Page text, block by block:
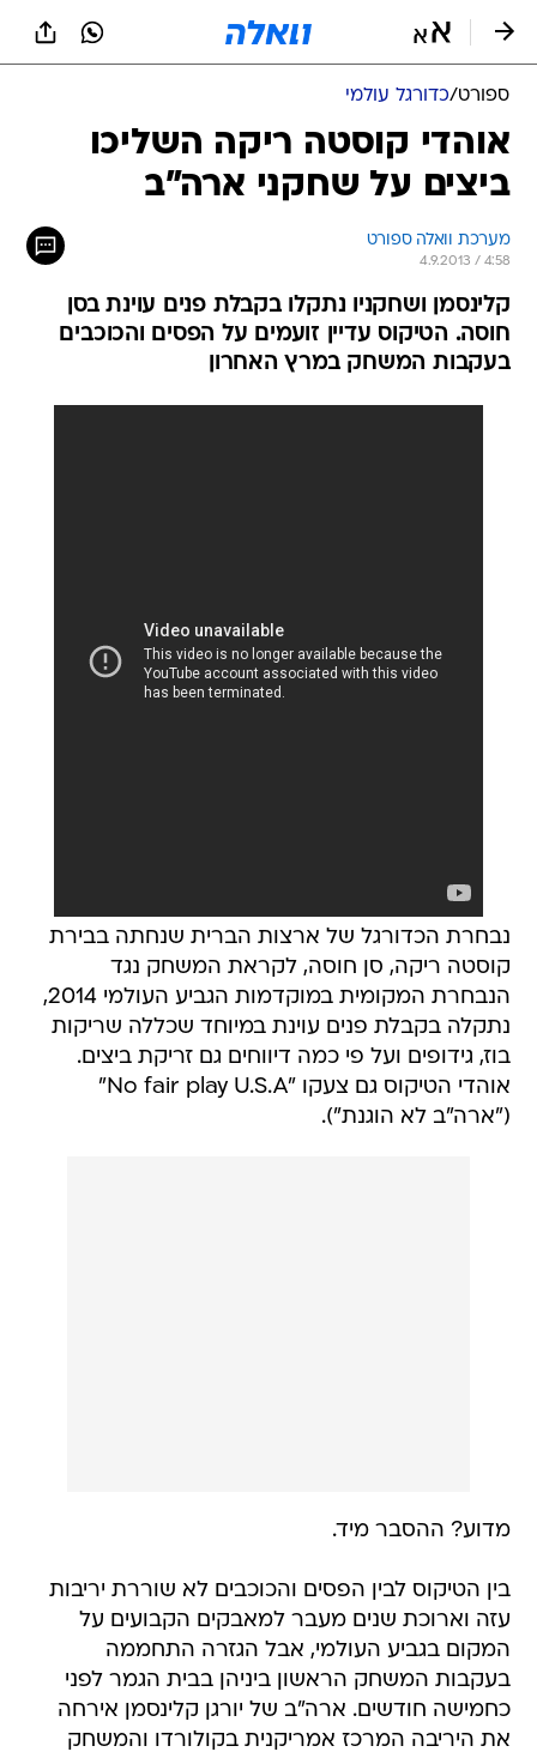
ספורט/כדורגל עולמי
אוהדי קוסטה ריקה השליכו
ביצים על שחקני ארה"ב
מערכת וואלה ספורט
4.9.2013 / 4:58
קלינסמן ושחקניו נתקלו בקבלת פנים עוינת בסן
חוסה. הטיקוס עדיין זועמים על הפסים והכוכבים
בעקבות המשחק במרץ האחרון
נבחרת הכדורגל של ארצות הברית שנחתה בבירת
קוסטה ריקה, סן חוסה, לקראת המשחק נגד
הנבחרת המקומית במוקדמות הגביע העולמי 2014,
נתקלה בקבלת פנים עוינת במיוחד שכללה שריקות
בוז, גידופים ועל פי כמה דיווחים גם זריקת ביצים.
אוהדי הטיקוס גם צעקו "No fair play U.S.A"
("ארה"ב לא הוגנת").
מדוע? ההסבר מיד.
בין הטיקוס לבין הפסים והכוכבים לא שוררת יריבות
עזה וארוכת שנים מעבר למאבקים הקבועים על
המקום בגביע העולמי, אבל הגזרה התחממה
בעקבות המשחק הראשון ביניהן בבית הגמר לפני
כחמישה חודשים. ארה"ב של יורגן קלינסמן אירחה
את היריבה המרכז אמריקנית בקולורדו והמשחק